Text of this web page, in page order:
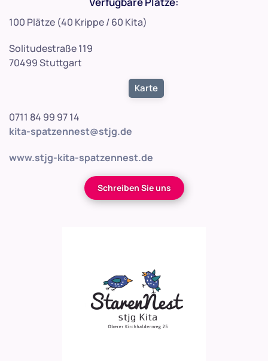
100 Plätze (40 Krippe / 60 Kita)
Solitudestraße 119
70499 Stuttgart
Karte
0711 84 99 97 14
kita-spatzennest@stjg.de
www.stjg-kita-spatzennest.de
Schreiben Sie uns